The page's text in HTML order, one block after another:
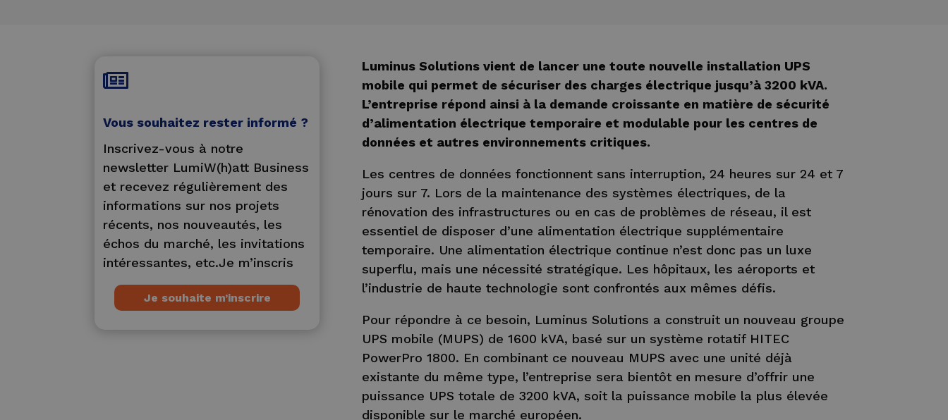

Vous souhaitez rester informé ?
Inscrivez-vous à notre
newsletter LumiW(h)att Business
et recevez régulièrement des
informations sur nos projets
récents, nos nouveautés, les
échos du marché, les invitations
intéressantes, etc.Je m’inscris
Je souhaite m’inscrire
Luminus Solutions vient de lancer une toute nouvelle installation UPS
mobile qui permet de sécuriser des charges électrique jusqu’à 3200 kVA.
L’entreprise répond ainsi à la demande croissante en matière de sécurité
d’alimentation électrique temporaire et modulable pour les centres de
données et autres environnements critiques.
Les centres de données fonctionnent sans interruption, 24 heures sur 24 et 7
jours sur 7. Lors de la maintenance des systèmes électriques, de la
rénovation des infrastructures ou en cas de problèmes de réseau, il est
essentiel de disposer d’une alimentation électrique supplémentaire
temporaire. Une alimentation électrique continue n’est donc pas un luxe
superflu, mais une nécessité stratégique. Les hôpitaux, les aéroports et
l’industrie de haute technologie sont confrontés aux mêmes défis.
Pour répondre à ce besoin, Luminus Solutions a construit un nouveau groupe
UPS mobile (MUPS) de 1600 kVA, basé sur un système rotatif HITEC
PowerPro 1800. En combinant ce nouveau MUPS avec une unité déjà
existante du même type, l’entreprise sera bientôt en mesure d’offrir une
puissance UPS totale de 3200 kVA, soit la puissance mobile la plus élevée
disponible sur le marché européen.